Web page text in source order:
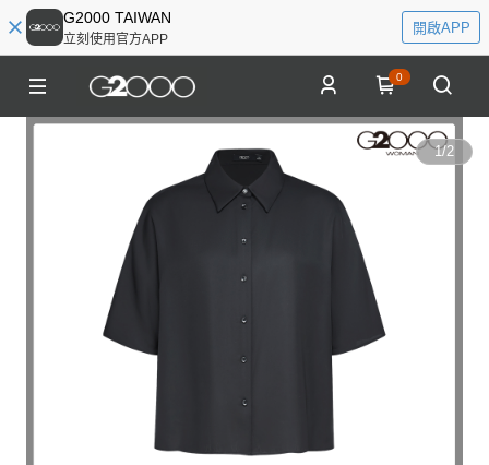
G2000 TAIWAN
立刻使用官方APP
開啟APP
0
1/2